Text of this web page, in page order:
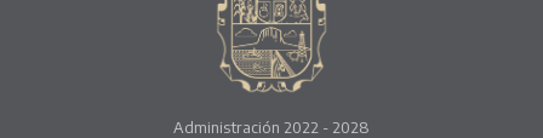
Administración 2022 - 2028